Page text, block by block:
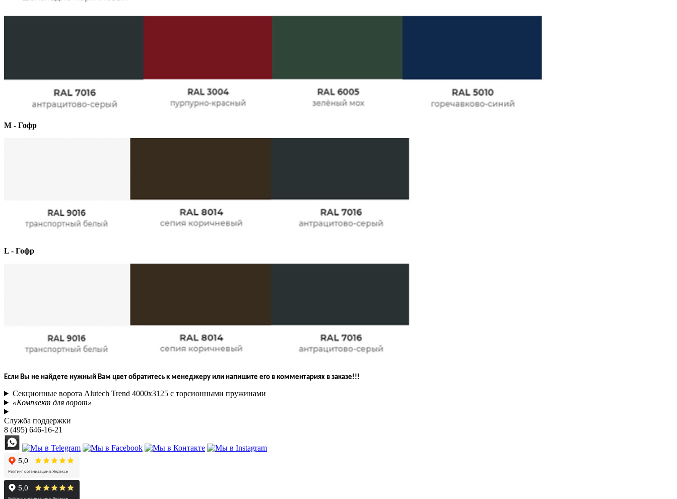
М - Гофр
L - Гофр
Если Вы не найдете нужный Вам цвет обратитесь к менеджеру или напишите его в комментариях в заказе!!!
Секционные ворота Alutech Trend 4000х3125 с торсионными пружинами
«Комплект для ворот»
Служба поддержки
8 (495) 646-16-21